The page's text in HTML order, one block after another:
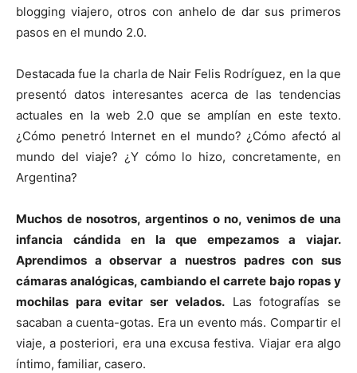
blogging viajero, otros con anhelo de dar sus primeros
pasos en el mundo 2.0.
Destacada fue la charla de Nair Felis Rodríguez, en la que
presentó datos interesantes acerca de las tendencias
actuales en la web 2.0 que se amplían en este texto.
¿Cómo penetró Internet en el mundo? ¿Cómo afectó al
mundo del viaje? ¿Y cómo lo hizo, concretamente, en
Argentina?
Muchos de nosotros, argentinos o no, venimos de una
infancia cándida en la que empezamos a viajar.
Aprendimos a observar a nuestros padres con sus
cámaras analógicas, cambiando el carrete bajo ropas y
mochilas para evitar ser velados.Las fotografías se
sacaban a cuenta-gotas. Era un evento más. Compartir el
viaje, a posteriori, era una excusa festiva. Viajar era algo
íntimo, familiar, casero.